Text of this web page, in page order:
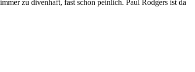
zu divenhaft, fast schon peinlich. Paul Rodgers ist da